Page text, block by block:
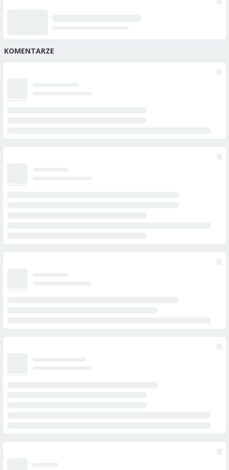
KOMENTARZE